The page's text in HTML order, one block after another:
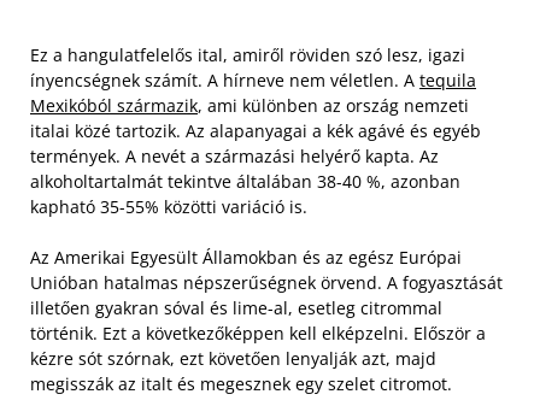
Ez a hangulatfelelős ital, amiről röviden szó lesz, igazi
ínyencségnek számít. A hírneve nem véletlen. A tequila
Mexikóból származik, ami különben az ország nemzeti
italai közé tartozik. Az alapanyagai a kék agávé és egyéb
termények. A nevét a származási helyérő kapta. Az
alkoholtartalmát tekintve általában 38-40 %, azonban
kapható 35-55% közötti variáció is.
Az Amerikai Egyesült Államokban és az egész Európai
Unióban hatalmas népszerűségnek örvend. A fogyasztását
illetően gyakran sóval és lime-al, esetleg citrommal
történik. Ezt a következőképpen kell elképzelni. Először a
kézre sót szórnak, ezt követően lenyalják azt, majd
megisszák az italt és megesznek egy szelet citromot.